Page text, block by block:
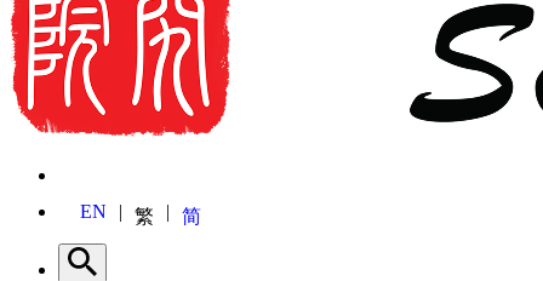
EN 繁 简
Search